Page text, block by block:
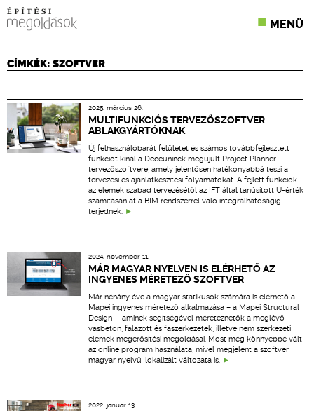
MENÜ
CPR TERMÉKKIÍRÁS
ÉPÍTÉSI JOG
ONLINE KÉPZÉSEK
TERVEZÉSI SEGÉDLETEK
CÍMKÉK: SZOFTVER
2025. március 26.
MULTIFUNKCIÓS TERVEZŐSZOFTVER
ABLAKGYÁRTÓKNAK
Új felhasználóbarát felületet és számos továbbfejlesztett
funkciót kínál a Deceuninck megújult Project Planner
tervezőszoftvere, amely jelentősen hatékonyabbá teszi a
tervezési és ajánlatkészítési folyamatokat. A fejlett funkciók
az elemek szabad tervezésétől az IFT által tanúsított U-érték
számításán át a BIM rendszerrel való integrálhatóságig
terjednek.
2024. november 11.
MÁR MAGYAR NYELVEN IS ELÉRHETŐ AZ
INGYENES MÉRETEZŐ SZOFTVER
Már néhány éve a magyar statikusok számára is elérhető a
Mapei ingyenes méretező alkalmazása – a Mapei Structural
Design –, aminek segítségével méretezhetők a meglévő
vasbeton, falazott és faszerkezetek, illetve nem szerkezeti
elemek megerősítési megoldásai. Most még könnyebbé vált
az online program használata, mivel megjelent a szoftver
magyar nyelvű, lokalizált változata is.
2022. január 13.